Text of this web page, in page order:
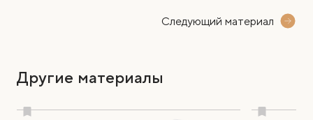
Следующий материал
Другие материалы